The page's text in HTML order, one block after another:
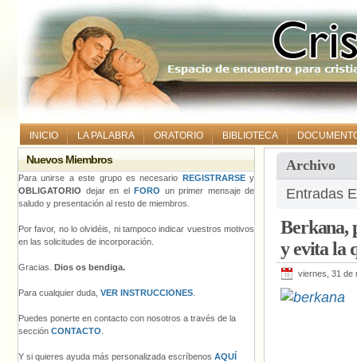
INICIO LA PALABRA ORATORIO BIBLIOTECA
Archivo
Entradas
Berkana,
y evita la
viernes, 31 de
Nuevos Miembros
Para unirse a este grupo es necesario REGISTRARSEy
OBLIGATORIO dejar en el FORO un primer mensaje de
saludo y presentación al resto de miembros.
Por favor, no lo olvidéis, ni tampoco indicar vuestros motivos
en las solicitudes de incorporación.
Gracias. Dios os bendiga.
Para cualquier duda, VER INSTRUCCIONES
Puedes ponerte en contacto con nosotros a través de la
sección CONTACTO
Y si quieres ayuda más personalizada escríbenos AQUÍ